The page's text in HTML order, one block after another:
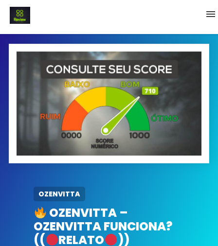
INICIO
Termo e Condições
Política Privacidade
SOBRE NÓS
OZENVITTA
OZENVITTA –
OZENVITTA FUNCIONA?
((
RELATO
))